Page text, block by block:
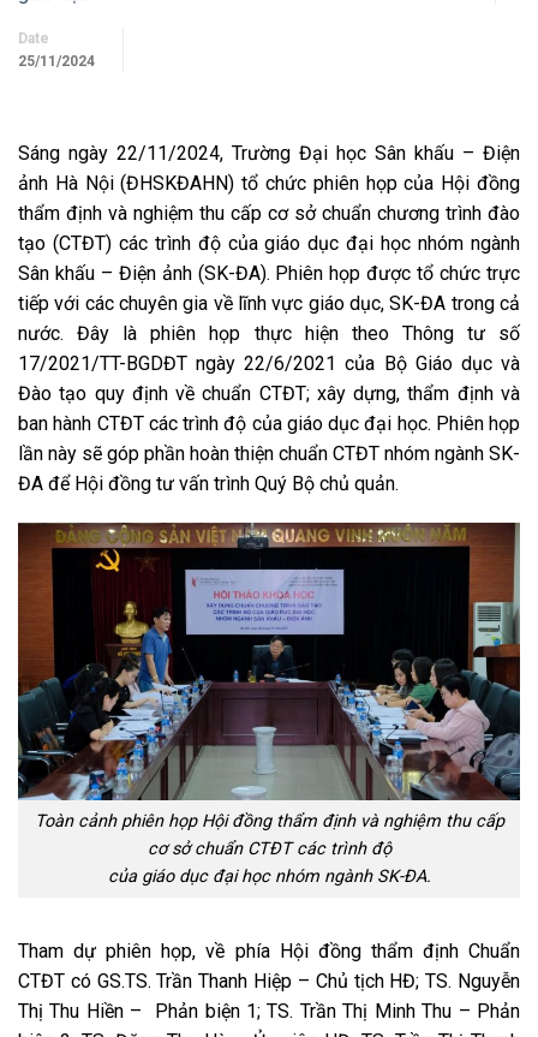
Date
25/11/2024
Sáng ngày 22/11/2024, Trường Đại học Sân khấu – Điện
ảnh Hà Nội (ĐHSKĐAHN) tổ chức phiên họp của Hội đồng
thẩm định và nghiệm thu cấp cơ sở chuẩn chương trình đào
tạo (CTĐT) các trình độ của giáo dục đại học nhóm ngành
Sân khấu – Điện ảnh (SK-ĐA). Phiên họp được tổ chức trực
tiếp với các chuyên gia về lĩnh vực giáo dục, SK-ĐA trong cả
nước. Đây là phiên họp thực hiện theo Thông tư số
17/2021/TT-BGDĐT ngày 22/6/2021 của Bộ Giáo dục và
Đào tạo quy định về chuẩn CTĐT; xây dựng, thẩm định và
ban hành CTĐT các trình độ của giáo dục đại học. Phiên họp
lần này sẽ góp phần hoàn thiện chuẩn CTĐT nhóm ngành SK-
ĐA để Hội đồng tư vấn trình Quý Bộ chủ quản.
Toàn cảnh phiên họp Hội đồng thẩm định và nghiệm thu cấp
cơ sở chuẩn CTĐT các trình độ
của giáo dục đại học nhóm ngành SK-ĐA.
Tham dự phiên họp, về phía Hội đồng thẩm định Chuẩn
CTĐT có GS.TS. Trần Thanh Hiệp – Chủ tịch HĐ; TS. Nguyễn
Thị Thu Hiền – Phản biện 1; TS. Trần Thị Minh Thu – Phản